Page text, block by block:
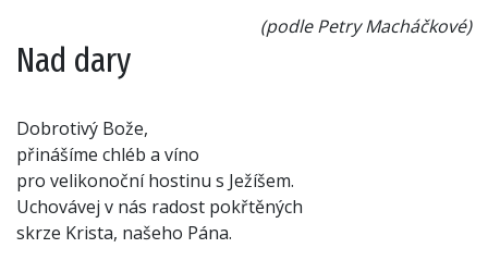
(podle Petry Macháčkové)
Nad dary
Dobrotivý Bože,
přinášíme chléb a víno
pro velikonoční hostinu s Ježíšem.
Uchovávej v nás radost pokřtěných
skrze Krista, našeho Pána.